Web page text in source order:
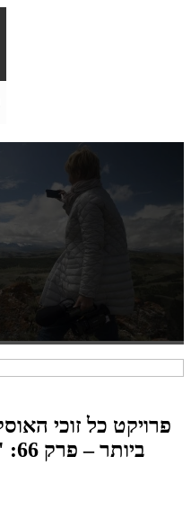
פרויקט כל זוכי
ביותר – פרק 66: "רשימת שינדלר" (1993)